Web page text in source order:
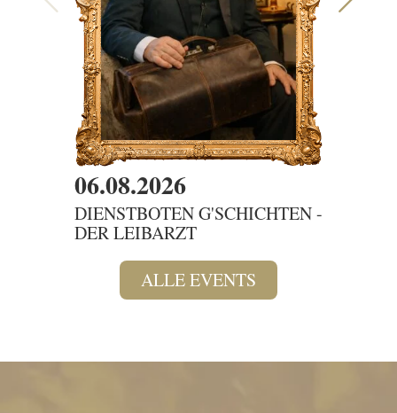
06.08.2026
DIENSTBOTEN G'SCHICHTEN -
DER LEIBARZT
ALLE EVENTS